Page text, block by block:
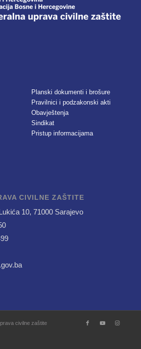
Planski dokumenti i brošure
Pravilnici i podzakonski akti
Obavještenja
Sindikat
Pristup informacijama
CIVILNE ZAŠTITE
10, 71000 Sarajevo
civilne zaštite